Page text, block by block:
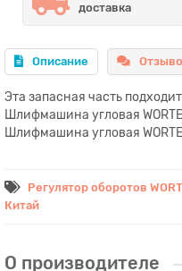
доставка
Описание
Эта запасная часть
Шлифмашина угловая
Шлифмашина угловая
Регулятор оборотов
Китай
О производителе